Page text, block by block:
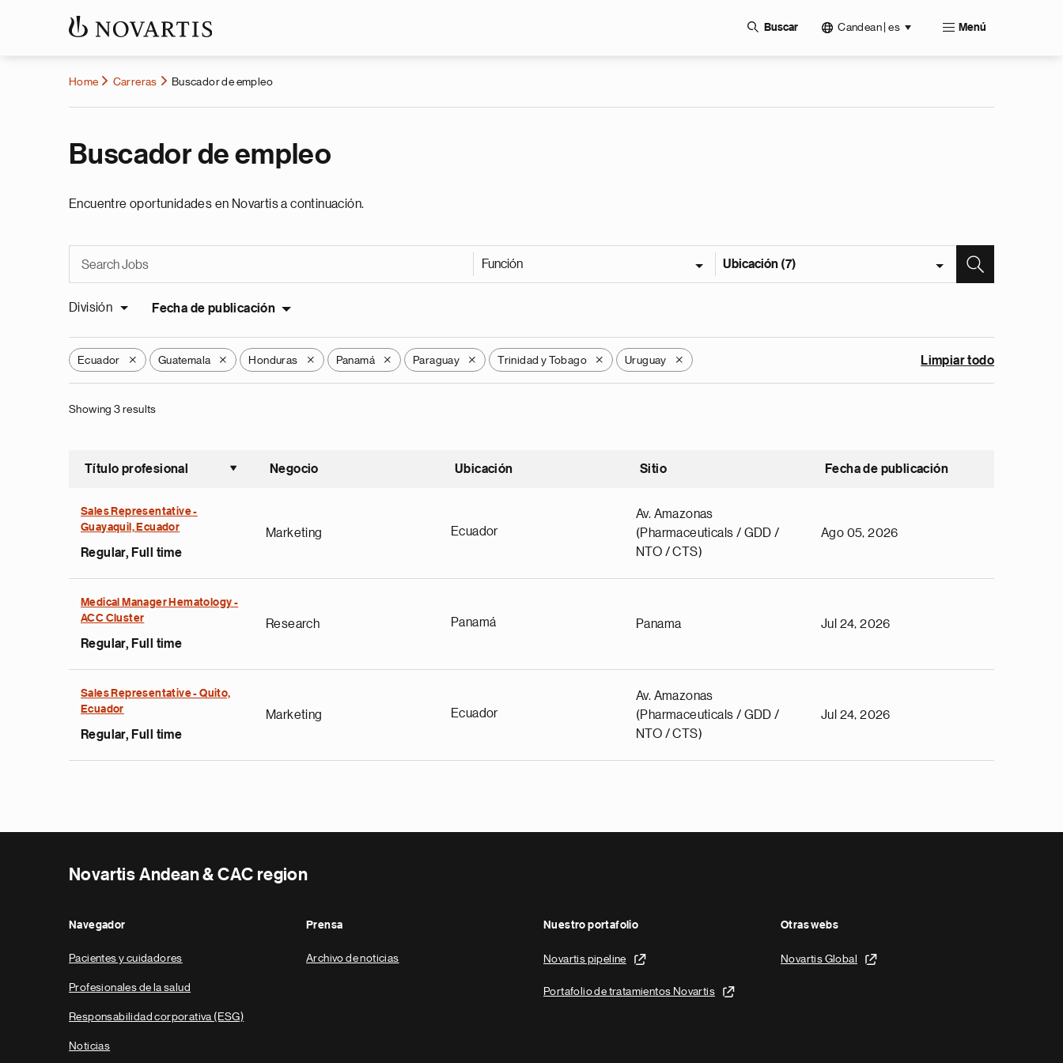
Buscar Candean | es Menú
Home Carreras Buscador de empleo
Buscador de empleo
Encuentre oportunidades en Novartis a continuación.
Función Ubicación (7)
División Fecha de publicación
Ecuador X Guatemala X Honduras X Panamá X Paraguay X Trinidad y Tobago X Uruguay X Limpiar todo
Showing 3 results
Título profesional
Ordenar ascendente
Negocio Ubicación Sitio Fecha de publicación
Sales Representative -
Guayaquil, Ecuador
Regular, Full time
Marketing Ecuador
Av. Amazonas
(Pharmaceuticals / GDD /
NTO / CTS)
Ago 05, 2026
Medical Manager Hematology -
ACC Cluster
Regular, Full time
Research Panamá Panama Jul 24, 2026
Sales Representative - Quito,
Ecuador
Regular, Full time
Marketing Ecuador
Av. Amazonas
(Pharmaceuticals / GDD /
NTO / CTS)
Jul 24, 2026
Novartis Andean & CAC region
Navegador
Pacientes y cuidadores
Profesionales de la salud
Responsabilidad corporativa (ESG)
Noticias
Prensa
Archivo de noticias
Nuestro portafolio
Novartis pipeline
Portafolio de tratamientos Novartis
Otras webs
Novartis Global